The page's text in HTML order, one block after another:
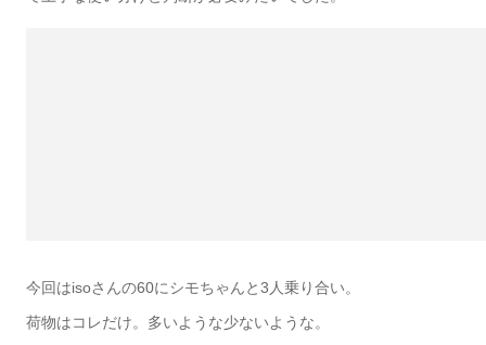
今回はisoさんの60にシモちゃんと3人乗り合い。
荷物はコレだけ。多いような少ないような。